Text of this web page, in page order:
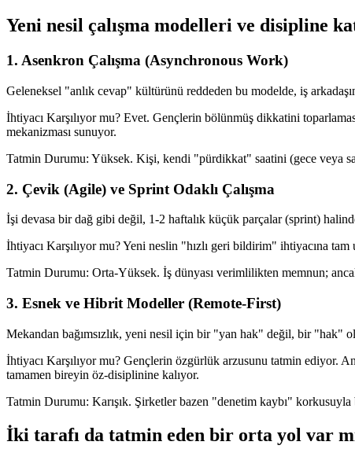
Yeni nesil çalışma modelleri ve disipline
1. Asenkron Çalışma (Asynchronous Work)
Geleneksel "anlık cevap" kültürünü reddeden bu modelde, iş
İhtiyacı Karşılıyor mu? Evet. Gençlerin bölünmüş dikkatini
mekanizması sunuyor.
Tatmin Durumu: Yüksek. Kişi, kendi "pürdikkat" saatini (gece veya
2. Çevik (Agile) ve Sprint Odaklı Çalışma
İşi devasa bir dağ gibi değil, 1-2 haftalık küçük parçalar (sprint)
İhtiyacı Karşılıyor mu? Yeni neslin "hızlı geri bildirim" ihtiyacına
Tatmin Durumu: Orta-Yüksek. İş dünyası verimlilikten memnun;
3. Esnek ve Hibrit Modeller (Remote-First)
Mekandan bağımsızlık, yeni nesil için bir "yan hak" değil, bir "hak"
İhtiyacı Karşılıyor mu? Gençlerin özgürlük arzusunu tatmin ediyor.
tamamen bireyin öz-disiplinine kalıyor.
Tatmin Durumu: Karışık. Şirketler bazen "denetim kaybı"
İki tarafı da tatmin eden bir orta yol var